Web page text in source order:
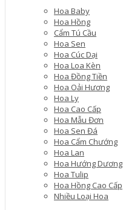
Hoa Baby
Hoa Hồng
Cẩm Tú Cầu
Hoa Sen
Hoa Cúc Dại
Hoa Loa Kèn
Hoa Đồng Tiền
Hoa Oải Hương
Hoa Ly
Hoa Cao Cấp
Hoa Mẫu Đơn
Hoa Sen Đá
Hoa Cẩm Chướng
Hoa Lan
Hoa Hướng Dương
Hoa Tulip
Hoa Hồng Cao Cấp
Nhiều Loại Hoa